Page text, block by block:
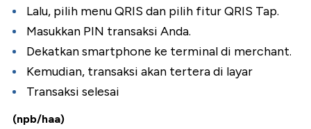
Lalu, pilih menu QRIS dan pilih fitur QRIS Tap.
Masukkan PIN transaksi Anda.
Dekatkan smartphone ke terminal di merchant.
Kemudian, transaksi akan tertera di layar
Transaksi selesai
(npb/haa)